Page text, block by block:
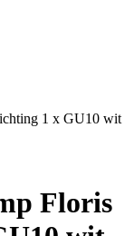
1 x GU10 wit
Floris